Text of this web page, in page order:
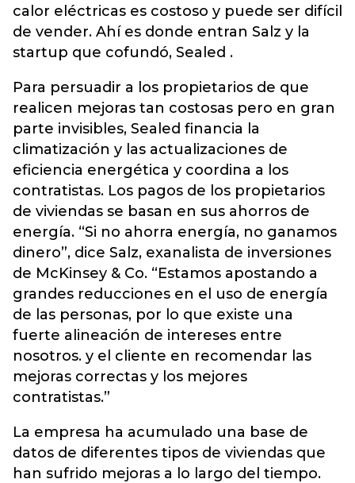
calor eléctricas es costoso y puede ser difícil
de vender. Ahí es donde entran Salz y la
startup que cofundó, Sealed .
Para persuadir a los propietarios de que
realicen mejoras tan costosas pero en gran
parte invisibles, Sealed financia la
climatización y las actualizaciones de
eficiencia energética y coordina a los
contratistas. Los pagos de los propietarios
de viviendas se basan en sus ahorros de
energía. “Si no ahorra energía, no ganamos
dinero”, dice Salz, exanalista de inversiones
de McKinsey & Co. “Estamos apostando a
grandes reducciones en el uso de energía
de las personas, por lo que existe una
fuerte alineación de intereses entre
nosotros. y el cliente en recomendar las
mejoras correctas y los mejores
contratistas.”
La empresa ha acumulado una base de
datos de diferentes tipos de viviendas que
han sufrido mejoras a lo largo del tiempo.